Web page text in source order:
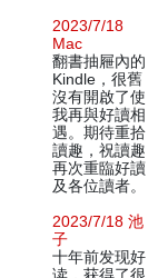
2023/7/18
Mac
翻書抽屜內的
Kindle，很舊
沒有開啟了使
我再與好讀相
遇。期待重拾
讀趣，祝讀趣
再次重臨好讀
及各位讀者。
2023/7/18 池
子
十年前发现好